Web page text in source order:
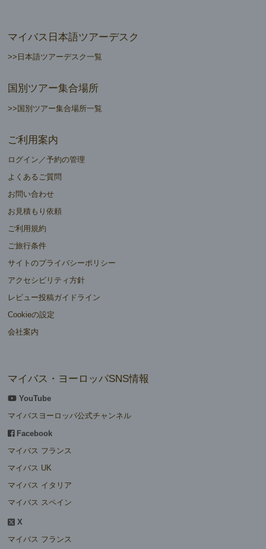
マイバス日本語ツアーデスク
>>日本語ツアーデスク一覧
国別ツアー集合場所
>>国別ツアー集合場所一覧
ご利用案内
ログイン／予約の管理
よくあるご質問
お問い合わせ
お見積もり依頼
ご利用規約
ご旅行条件
サイトのプライバシーポリシー
アクセシビリティ方針
レビュー投稿ガイドライン
Cookieの設定
会社案内
マイバス・ヨーロッパSNS情報
YouTube
マイバスヨーロッパ公式チャンネル
Facebook
マイバス フランス
マイバス UK
マイバス イタリア
マイバス スペイン
X
マイバス フランス